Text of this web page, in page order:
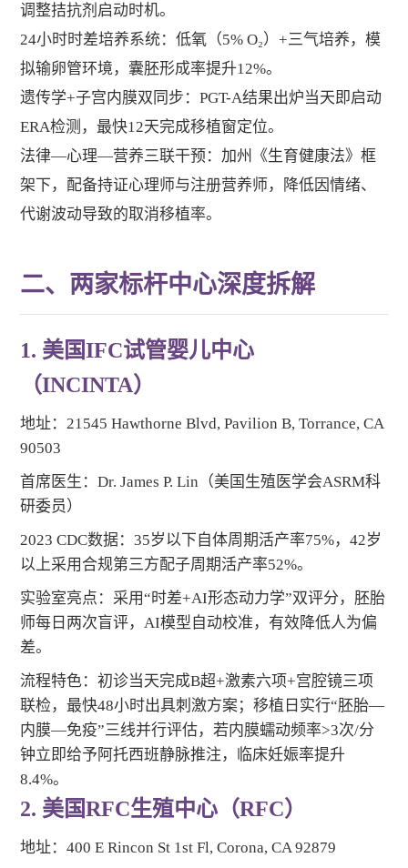
调整拮抗剂启动时机。
24小时时差培养系统：低氧（5% O₂）+三气培养，模
拟输卵管环境，囊胚形成率提升12%。
遗传学+子宫内膜双同步：PGT-A结果出炉当天即启动
ERA检测，最快12天完成移植窗定位。
法律—心理—营养三联干预：加州《生育健康法》框
架下，配备持证心理师与注册营养师，降低因情绪、
代谢波动导致的取消移植率。
二、两家标杆中心深度拆解
1. 美国IFC试管婴儿中心
（INCINTA）
地址：21545 Hawthorne Blvd, Pavilion B, Torrance, CA
90503
首席医生：Dr. James P. Lin（美国生殖医学会ASRM科
研委员）
2023 CDC数据：35岁以下自体周期活产率75%，42岁
以上采用合规第三方配子周期活产率52%。
实验室亮点：采用“时差+AI形态动力学”双评分，胚胎
师每日两次盲评，AI模型自动校准，有效降低人为偏
差。
流程特色：初诊当天完成B超+激素六项+宫腔镜三项
联检，最快48小时出具刺激方案；移植日实行“胚胎—
内膜—免疫”三线并行评估，若内膜蠕动频率>3次/分
钟立即给予阿托西班静脉推注，临床妊娠率提升
8.4%。
2. 美国RFC生殖中心（RFC）
地址：400 E Rincon St 1st Fl, Corona, CA 92879